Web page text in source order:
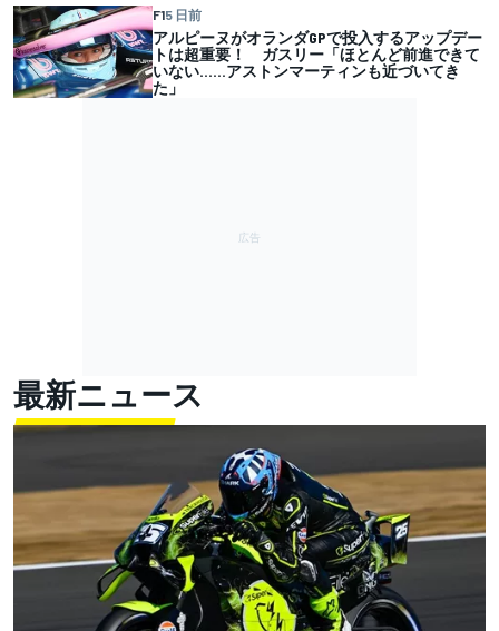
F15 日前
アルピーヌがオランダGPで投入するアップデー
トは超重要！ ガスリー「ほとんど前進できて
いない……アストンマーティンも近づいてき
た」
最新ニュース